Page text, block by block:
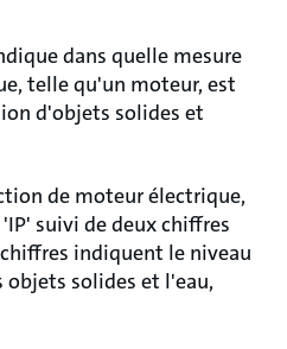
dans quelle mesure
telle qu'un moteur, est
d'objets solides et
de moteur électrique,
suivi de deux chiffres
indiquent le niveau
solides et l'eau,